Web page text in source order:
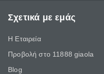
Σχετικά με εμάς
Η Εταιρεία
Προβολή στο 11888 giaola
Blog